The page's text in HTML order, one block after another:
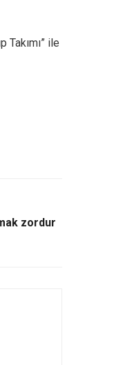
ile
zordur